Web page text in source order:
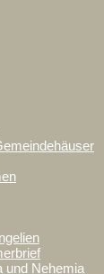
und Nehemia